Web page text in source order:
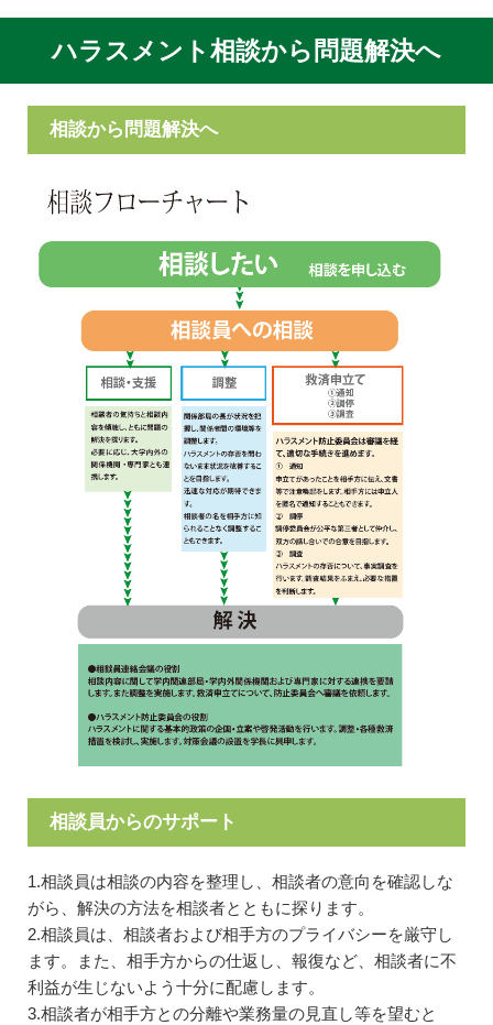
ハラスメント相談から問題解決へ
相談から問題解決へ
相談員からのサポート
1.相談員は相談の内容を整理し、相談者の意向を確認しな
がら、解決の方法を相談者とともに探ります。
2.相談員は、相談者および相手方のプライバシーを厳守し
ます。また、相手方からの仕返し、報復など、相談者に不
利益が生じないよう十分に配慮します。
3.相談者が相手方との分離や業務量の見直し等を望むと